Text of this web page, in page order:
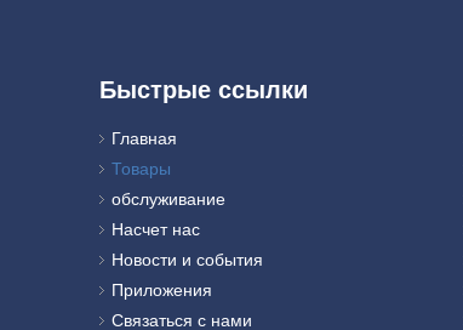
Быстрые ссылки
Главная
Товары
обслуживание
Насчет нас
Новости и события
Приложения
Связаться с нами